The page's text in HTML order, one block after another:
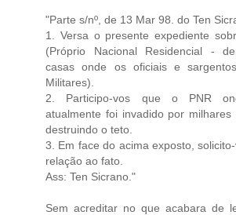
"Parte s/nº, de 13 Mar 98. do Ten
1. Versa o presente expediente
(Próprio Nacional Residencial -
casas onde os oficiais e
Militares).
2. Participo-vos que o PNR
atualmente foi invadido por
destruindo o teto.
3. Em face do acima exposto,
relação ao fato.
Ass: Ten Sicrano."
Sem acreditar no que acabara de